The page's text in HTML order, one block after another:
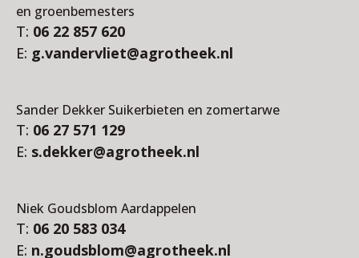
en groenbemesters
T: 06 22 857 620
E: g.vandervliet@agrotheek.nl
Sander Dekker Suikerbieten en zomertarwe
T: 06 27 571 129
E: s.dekker@agrotheek.nl
Niek Goudsblom Aardappelen
T: 06 20 583 034
E: n.goudsblom@agrotheek.nl